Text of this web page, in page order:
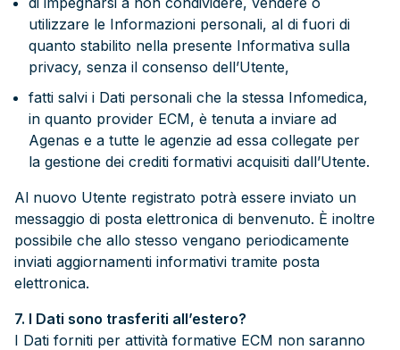
utilizzare le Informazioni personali, al di fuori di
quanto stabilito nella presente Informativa sulla
privacy, senza il consenso dell’Utente,
fatti salvi i Dati personali che la stessa Infomedica,
in quanto provider ECM, è tenuta a inviare ad
Agenas e a tutte le agenzie ad essa collegate per
la gestione dei crediti formativi acquisiti dall’Utente.
Al nuovo Utente registrato potrà essere inviato un
messaggio di posta elettronica di benvenuto. È inoltre
possibile che allo stesso vengano periodicamente
inviati aggiornamenti informativi tramite posta
elettronica.
7. I Dati sono trasferiti all’estero?
I Dati forniti per attività formative ECM non saranno